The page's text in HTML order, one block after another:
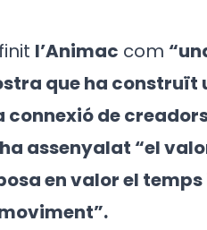
l’Animac com
que ha construït
de
assenyalat “el
en valor el